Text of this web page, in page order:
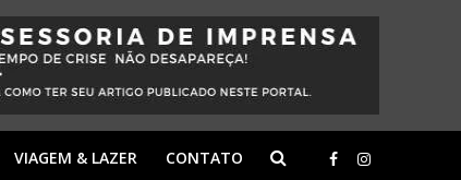
VIAGEM & LAZER CONTATO